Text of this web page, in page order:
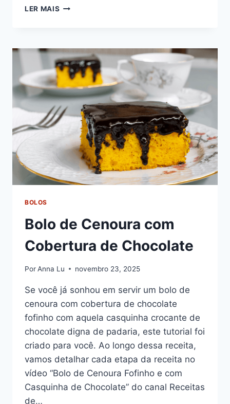
LER MAIS TIRAMISU
FAZER
ESSA
DELICIOSA
SOBREMESA
BOLOS
Bolo de Cenoura com
Cobertura de Chocolate
PorAnna Lu novembro 23, 2025
Se você já sonhou em servir um bolo de
cenoura com cobertura de chocolate
fofinho com aquela casquinha crocante de
chocolate digna de padaria, este tutorial foi
criado para você. Ao longo dessa receita,
vamos detalhar cada etapa da receita no
vídeo “Bolo de Cenoura Fofinho e com
Casquinha de Chocolate” do canal Receitas
de…